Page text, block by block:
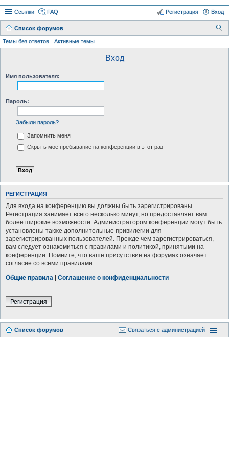
Ссылки FAQ Вход
Регистрация
Список форумов
Темы без ответов Активные темы
Вход
Имя пользователя:
Пароль:
Забыли пароль?
Запомнить меня
Скрыть моё пребывание на конференции в этот раз
РЕГИСТРАЦИЯ
Для входа на конференцию вы должны быть зарегистрированы.
Регистрация занимает всего несколько минут, но предоставляет вам
более широкие возможности. Администратором конференции могут быть
установлены также дополнительные привилегии для
зарегистрированных пользователей. Прежде чем зарегистрироваться,
вам следует ознакомиться с правилами и политикой, принятыми на
конференции. Помните, что ваше присутствие на форумах означает
согласие со всеми правилами.
Общие правила | Соглашение о конфиденциальности
Регистрация
Список форумов Связаться с администрацией